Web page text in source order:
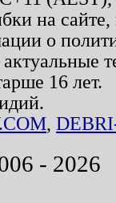
на
о
16 лет.
,
- 2026